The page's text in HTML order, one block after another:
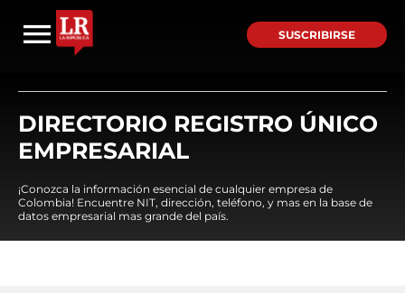
SUSCRIBIRSE
DIRECTORIO REGISTRO ÚNICO
EMPRESARIAL
¡Conozca la información esencial de cualquier empresa de
Colombia! Encuentre NIT, dirección, teléfono, y mas en la base de
datos empresarial mas grande del país.